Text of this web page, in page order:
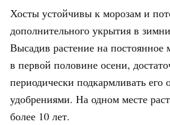
Хосты устойчивы к морозам и
дополнительного укрытия в
Высадив растение на постоянное
в первой половине осени,
периодически подкармливать его
удобрениями. На одном месте
более 10 лет.